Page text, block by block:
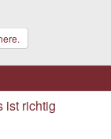
ist richtig